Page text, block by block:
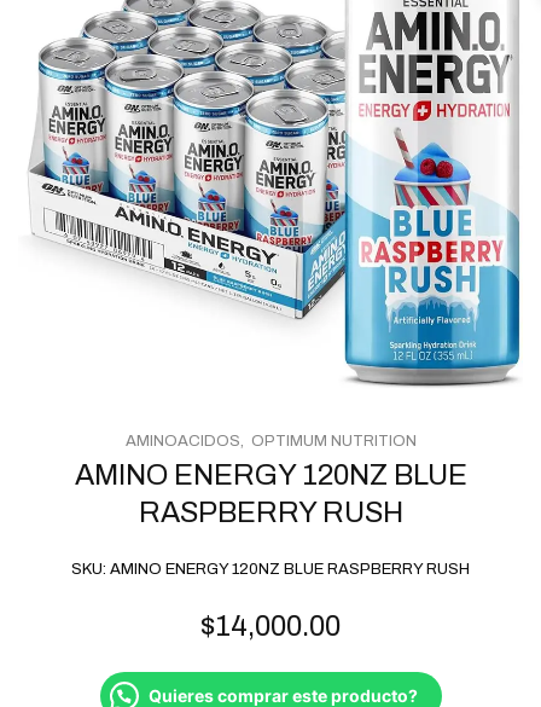
AMINO ENERGY 120NZ BLUE
RASPBERRY RUSH
$14,000.00
SKU: AMINO ENERGY 120NZ BLUE RASPBERRY RUSH
Quieres comprar este producto?
AMINOACIDOS OPTIMUM NUTRITION